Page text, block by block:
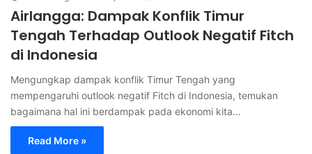
Airlangga: Dampak Konflik Timur
Tengah Terhadap Outlook Negatif Fitch
di Indonesia
Mengungkap dampak konflik Timur Tengah yang
mempengaruhi outlook negatif Fitch di Indonesia, temukan
bagaimana hal ini berdampak pada ekonomi kita…
Read More »